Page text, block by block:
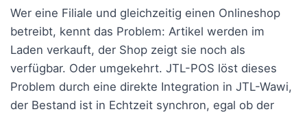
Wer eine Filiale und gleichzeitig einen Onlineshop
betreibt, kennt das Problem: Artikel werden im
Laden verkauft, der Shop zeigt sie noch als
verfügbar. Oder umgekehrt. JTL-POS löst dieses
Problem durch eine direkte Integration in JTL-Wawi,
der Bestand ist in Echtzeit synchron, egal ob der